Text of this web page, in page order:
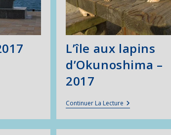
L’île aux lapins
d’Okunoshima –
2017
Continuer La Lecture L’île
Aux
Lapins
D’Okunoshima